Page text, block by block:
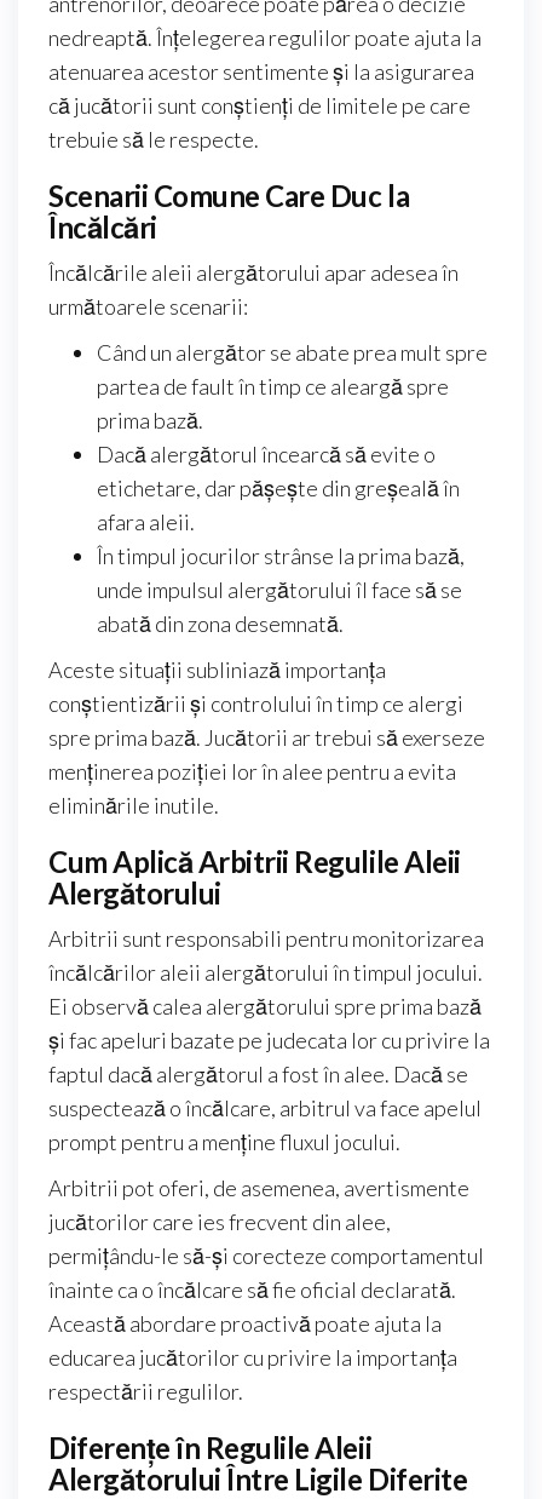
nedreaptă. Înțelegerea regulilor poate ajuta la
atenuarea acestor sentimente și la asigurarea
că jucătorii sunt conștienți de limitele pe care
trebuie să le respecte.
Scenarii Comune Care Duc la
Încălcări
Încălcările aleii alergătorului apar adesea în
următoarele scenarii:
Când un alergător se abate prea mult spre
partea de fault în timp ce aleargă spre
prima bază.
Dacă alergătorul încearcă să evite o
etichetare, dar pășește din greșeală în
afara aleii.
În timpul jocurilor strânse la prima bază,
unde impulsul alergătorului îl face să se
abată din zona desemnată.
Aceste situații subliniază importanța
conștientizării și controlului în timp ce alergi
spre prima bază. Jucătorii ar trebui să exerseze
menținerea poziției lor în alee pentru a evita
eliminările inutile.
Cum Aplică Arbitrii Regulile Aleii
Alergătorului
Arbitrii sunt responsabili pentru monitorizarea
încălcărilor aleii alergătorului în timpul jocului.
Ei observă calea alergătorului spre prima bază
și fac apeluri bazate pe judecata lor cu privire la
faptul dacă alergătorul a fost în alee. Dacă se
suspectează o încălcare, arbitrul va face apelul
prompt pentru a menține fluxul jocului.
Arbitrii pot oferi, de asemenea, avertismente
jucătorilor care ies frecvent din alee,
permițându-le să-și corecteze comportamentul
înainte ca o încălcare să fie oficial declarată.
Această abordare proactivă poate ajuta la
educarea jucătorilor cu privire la importanța
respectării regulilor.
Diferențe în Regulile Aleii
Alergătorului Între Ligile Diferite